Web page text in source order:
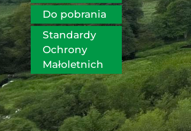
Do pobrania
Standardy
Ochrony
Małoletnich